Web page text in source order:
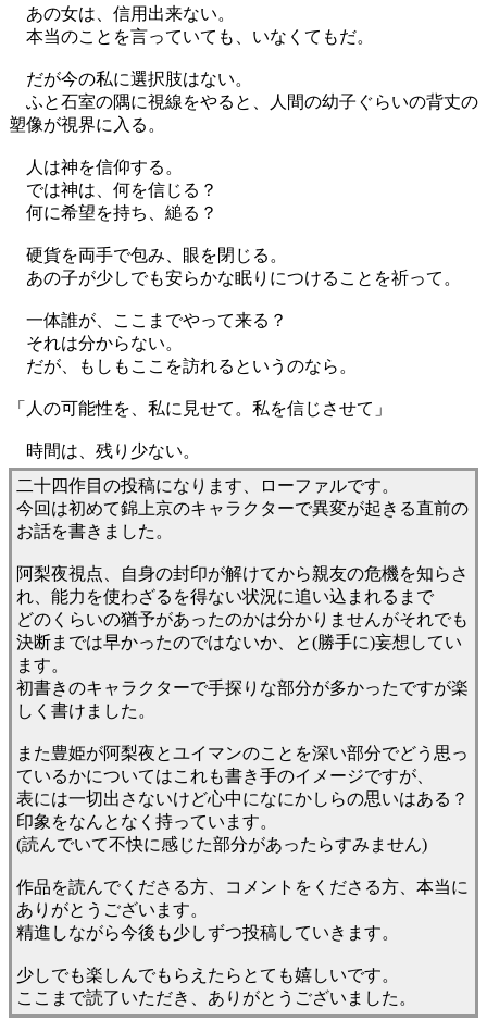
あの女は、信用出来ない。
本当のことを言っていても、いなくてもだ。
だが今の私に選択肢はない。
ふと石室の隅に視線をやると、人間の幼子ぐらいの背丈の
塑像が視界に入る。
人は神を信仰する。
では神は、何を信じる？
何に希望を持ち、縋る？
硬貨を両手で包み、眼を閉じる。
あの子が少しでも安らかな眠りにつけることを祈って。
一体誰が、ここまでやって来る？
それは分からない。
だが、もしもここを訪れるというのなら。
「人の可能性を、私に見せて。私を信じさせて」
時間は、残り少ない。
二十四作目の投稿になります、ローファルです。
今回は初めて錦上京のキャラクターで異変が起きる直前の
お話を書きました。
阿梨夜視点、自身の封印が解けてから親友の危機を知らさ
れ、能力を使わざるを得ない状況に追い込まれるまで
どのくらいの猶予があったのかは分かりませんがそれでも
決断までは早かったのではないか、と(勝手に)妄想してい
ます。
初書きのキャラクターで手探りな部分が多かったですが楽
しく書けました。
また豊姫が阿梨夜とユイマンのことを深い部分でどう思っ
ているかについてはこれも書き手のイメージですが、
表には一切出さないけど心中になにかしらの思いはある？
印象をなんとなく持っています。
(読んでいて不快に感じた部分があったらすみません)
作品を読んでくださる方、コメントをくださる方、本当に
ありがとうございます。
精進しながら今後も少しずつ投稿していきます。
少しでも楽しんでもらえたらとても嬉しいです。
ここまで読了いただき、ありがとうございました。